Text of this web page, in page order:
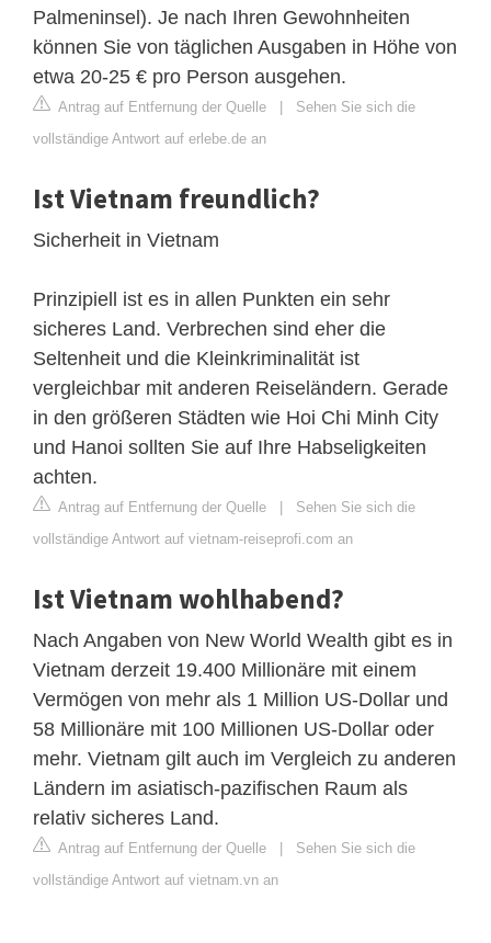
Palmeninsel). Je nach Ihren Gewohnheiten
können Sie von täglichen Ausgaben in Höhe von
etwa 20-25 € pro Person ausgehen.
Antrag auf Entfernung der Quelle | Sehen Sie sich die
vollständige Antwort auf erlebe.de an
Ist Vietnam freundlich?
Sicherheit in Vietnam
Prinzipiell ist es in allen Punkten ein sehr
sicheres Land. Verbrechen sind eher die
Seltenheit und die Kleinkriminalität ist
vergleichbar mit anderen Reiseländern. Gerade
in den größeren Städten wie Hoi Chi Minh City
und Hanoi sollten Sie auf Ihre Habseligkeiten
achten.
Antrag auf Entfernung der Quelle | Sehen Sie sich die
vollständige Antwort auf vietnam-reiseprofi.com an
Ist Vietnam wohlhabend?
Nach Angaben von New World Wealth gibt es in
Vietnam derzeit 19.400 Millionäre mit einem
Vermögen von mehr als 1 Million US-Dollar und
58 Millionäre mit 100 Millionen US-Dollar oder
mehr. Vietnam gilt auch im Vergleich zu anderen
Ländern im asiatisch-pazifischen Raum als
relativ sicheres Land.
Antrag auf Entfernung der Quelle | Sehen Sie sich die
vollständige Antwort auf vietnam.vn an